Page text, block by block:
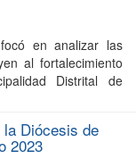
en analizar las
al fortalecimiento
Distrital de
Diócesis de
2023